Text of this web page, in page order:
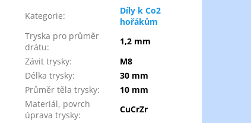
Kategorie:
Díly k Co2
hořákům
Tryska pro průměr
drátu:
1,2 mm
Závit trysky:
M8
Délka trysky:
30 mm
Průměr těla trysky:
10 mm
Materiál, povrch
úprava trysky:
CuCrZr